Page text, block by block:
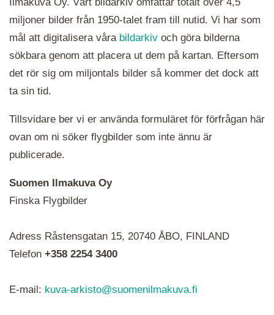
ikoner är det en serie i varje. Utplacerade bilder
syns som nålar istället.
miljoner bilder från 1950-talet fram till nutid. Vi har som
mål att digitalisera våra bildarkiv och göra bilderna
sökbara genom att placera ut dem på kartan. Eftersom
det rör sig om miljontals bilder så kommer det dock att
ta sin tid.
Tillsvidare ber vi er använda formuläret för förfrågan här
ovan om ni söker flygbilder som inte ännu är
publicerade.
Suomen Ilmakuva Oy
Finska Flygbilder
Adress Råstensgatan 15, 20740 ÅBO, FINLAND
Telefon +358 2254 3400
E-mail: kuva-arkisto@suomenilmakuva.fi